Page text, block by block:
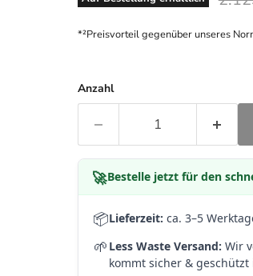
*²Preisvorteil gegenüber unseres
Anzahl
🚀Bestelle jetzt für den
📦Lieferzeit: ca. 3–5
🌱 Less Waste Versand: Wir
kommt sicher &